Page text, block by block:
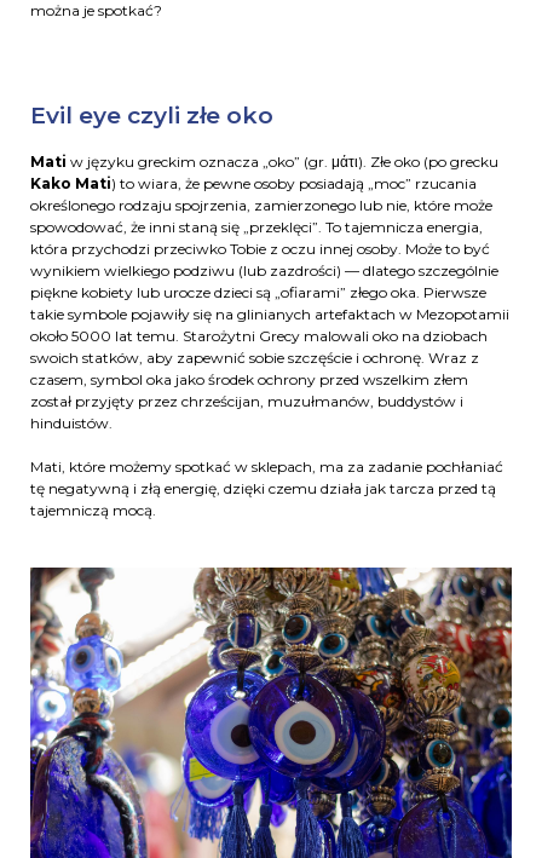
można je spotkać?
Evil eye czyli złe oko
Mati w języku greckim oznacza „oko” (gr. μάτι). Złe oko (po grecku
Kako Mati) to wiara, że pewne osoby posiadają „moc” rzucania
określonego rodzaju spojrzenia, zamierzonego lub nie, które może
spowodować, że inni staną się „przeklęci”. To tajemnicza energia,
która przychodzi przeciwko Tobie z oczu innej osoby. Może to być
wynikiem wielkiego podziwu (lub zazdrości) — dlatego szczególnie
piękne kobiety lub urocze dzieci są „ofiarami” złego oka. Pierwsze
takie symbole pojawiły się na glinianych artefaktach w Mezopotamii
około 5000 lat temu. Starożytni Grecy malowali oko na dziobach
swoich statków, aby zapewnić sobie szczęście i ochronę. Wraz z
czasem, symbol oka jako środek ochrony przed wszelkim złem
został przyjęty przez chrześcijan, muzułmanów, buddystów i
hinduistów.
Mati, które możemy spotkać w sklepach, ma za zadanie pochłaniać
tę negatywną i złą energię, dzięki czemu działa jak tarcza przed tą
tajemniczą mocą.